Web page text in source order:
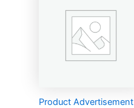
Product Advertisement